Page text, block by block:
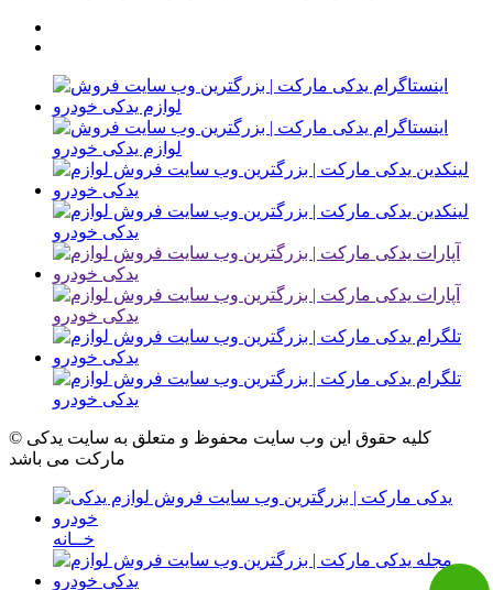
© کلیه حقوق این وب سایت محفوظ و متعلق به سایت یدکی
مارکت می باشد
خــانه